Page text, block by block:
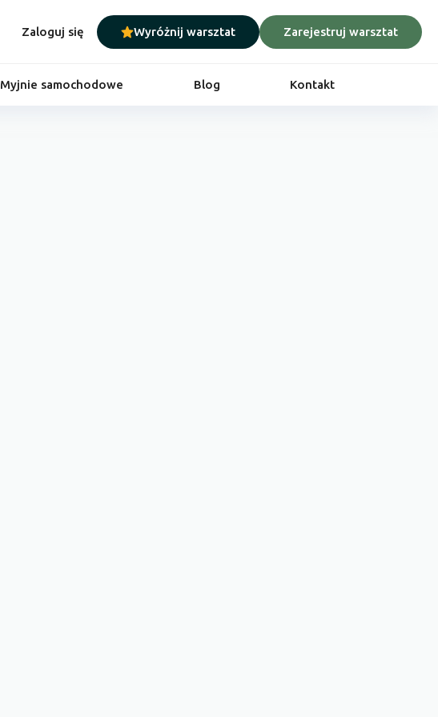
Zaloguj się Wyróżnij warsztat Zarejestruj warsztat
Myjnie samochodowe Blog Kontakt